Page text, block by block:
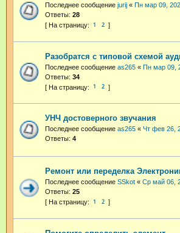
Последнее сообщение jurij « Пн мар 09,
Ответы: 28
1 2
Разобратся с типовой схемой
Последнее сообщение as265 « Пн мар 09,
Ответы: 34
1 2
УНЧ достоверного звучания
Последнее сообщение as265 « Чт фев 26,
Ответы: 4
Ремонт или переделка
Последнее сообщение SSkot « Ср май 06,
Ответы: 25
1 2